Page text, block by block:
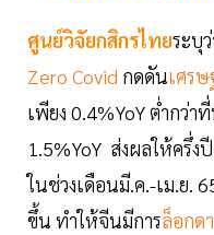
ศูนย์วิจัยกสิกรไทยระบุ
Zero Covid กดดันเศร
เพียง 0.4%YoY ต่ำกว่
1.5%YoY ส่งผลให้ครึ่ง
ในช่วงเดือนมี.ค.-เม.ย.
ขึ้น ทำให้จีนมีการล็อกด